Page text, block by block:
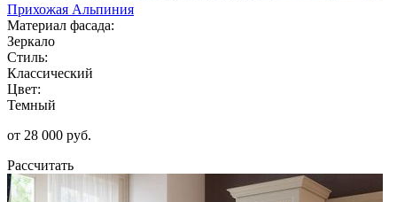
Прихожая Альпиния
Материал фасада:
Зеркало
Стиль:
Классический
Цвет:
Темный
от 28 000 руб.
Рассчитать